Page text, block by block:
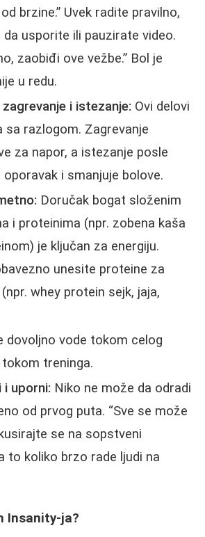
brzine.” Uvek radite pravilno,
usporite ili pauzirate video.
zaobiđi ove vežbe.” Bol je
u redu.
i istezanje: Ovi delovi
sa razlogom. Zagrevanje
za napor, a istezanje posle
i smanjuje bolove.
Doručak bogat složenim
i proteinima (npr. zobena kaša
je ključan za energiju.
unesite proteine za
whey protein sejk, jaja,
dovoljno vode tokom celog
treninga.
uporni: Niko ne može da odradi
od prvog puta. “Sve se može
se na sopstveni
to koliko brzo rade ljudi na
Insanity-ja?